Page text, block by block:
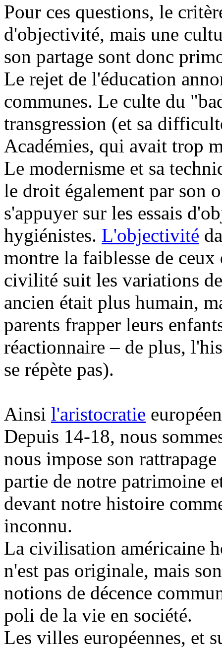
Pour ces questions, le
d'objectivité, mais une
son partage sont donc
Le rejet de l'éducation
communes. Le culte du
transgression (et sa
Académies, qui avait trop
Le modernisme et sa
le droit également par son
s'appuyer sur les essais
hygiénistes. L'objectivité
montre la faiblesse de
civilité suit les variations
ancien était plus humain,
parents frapper leurs
réactionnaire – de plus,
se répète pas).
Ainsi l'aristocratie
Depuis 14-18, nous
nous impose son
partie de notre patrimoine
devant notre histoire
inconnu.
La civilisation américaine
n'est pas originale, mais
notions de décence
poli de la vie en société.
Les villes européennes, et